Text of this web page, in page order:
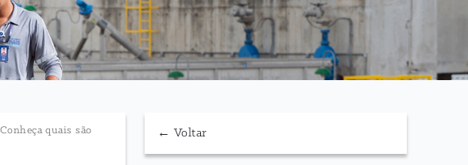
quais são
← Voltar